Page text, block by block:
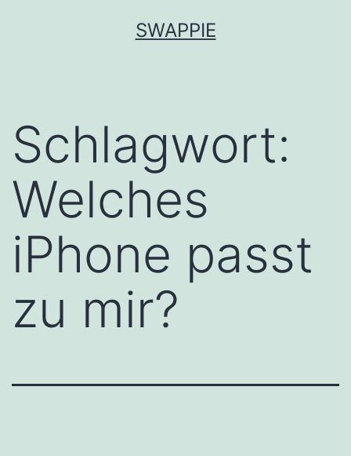
SWAPPIE
Schlagwort:
Welches
iPhone passt
zu mir?